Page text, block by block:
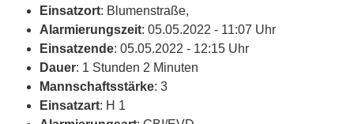
Einsatzort: Blumenstraße,
Alarmierungszeit: 05.05.2022 - 11:07 Uhr
Einsatzende: 05.05.2022 - 12:15 Uhr
Dauer: 1 Stunden 2 Minuten
Mannschaftsstärke: 3
Einsatzart: H 1